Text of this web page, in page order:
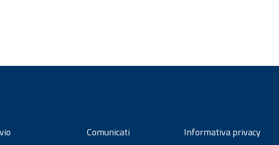
Comunicati Informativa privacy